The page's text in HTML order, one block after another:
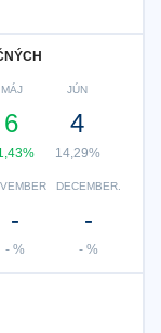
MÁJ
6
JÚN
4
14,29%
-
- %
DECEMBER.
-
- %